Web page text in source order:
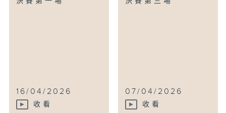
16/04/2026
收看
07/04/2026
收看